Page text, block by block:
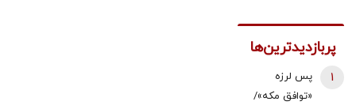
پربازدیدترین‌ها
پس لرزه
«توافق مکه»/
1